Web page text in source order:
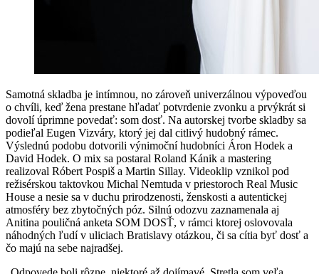
Samotná skladba je intímnou, no zároveň univerzálnou výpoveďou
o chvíli, keď žena prestane hľadať potvrdenie zvonku a prvýkrát si
dovolí úprimne povedať: som dosť. Na autorskej tvorbe skladby sa
podieľal Eugen Vizváry, ktorý jej dal citlivý hudobný rámec.
Výslednú podobu dotvorili výnimoční hudobníci Áron Hodek a
David Hodek. O mix sa postaral Roland Kánik a mastering
realizoval Róbert Pospiš a Martin Sillay. Videoklip vznikol pod
režisérskou taktovkou Michal Nemtuda v priestoroch Real Music
House a nesie sa v duchu prirodzenosti, ženskosti a autentickej
atmosféry bez zbytočných póz. Silnú odozvu zaznamenala aj
Anitina pouličná anketa SOM DOSŤ, v rámci ktorej oslovovala
náhodných ľudí v uliciach Bratislavy otázkou, či sa cítia byť dosť a
čo majú na sebe najradšej.